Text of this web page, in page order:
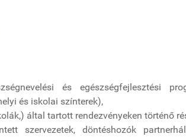
és egészségfejlesztési
és iskolai színterek),
által tartott rendezvényeken történő
szervezetek, döntéshozók